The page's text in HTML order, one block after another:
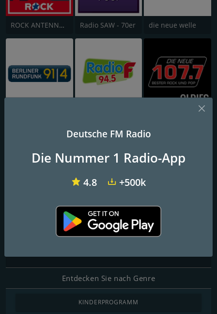
ROCK ANTENNE Alternative Radio SAW - 70er die neue welle
Die Neue 107.7 Oldies
Voll die Vielfalt
FM-Frequenzen
: Online
Kontakte
Entdecken Sie nach Genre
KINDERPROGRAMM
Deutsche FM Radio
Die Nummer 1 Radio-App
4.8 +500k